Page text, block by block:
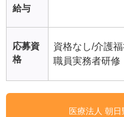
給与
応募資
格
資格なし/介護
職員実務者研修
医療法人 朝